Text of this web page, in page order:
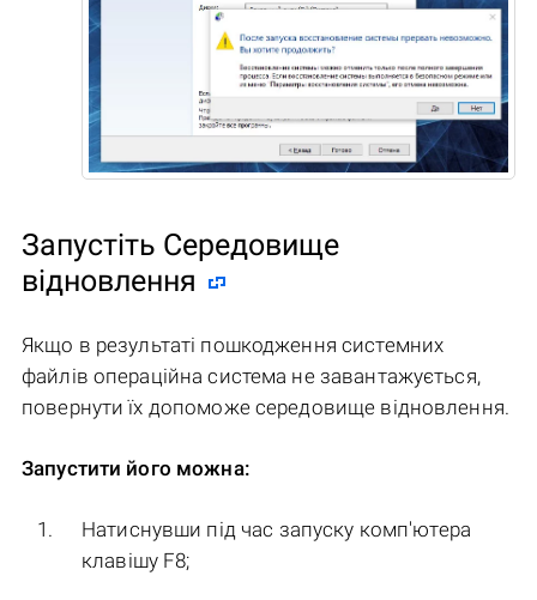
Запустіть Середовище
відновлення
Якщо в результаті пошкодження системних
файлів операційна система не завантажується,
повернути їх допоможе середовище відновлення.
Запустити його можна:
Натиснувши під час запуску комп'ютера
клавішу F8;